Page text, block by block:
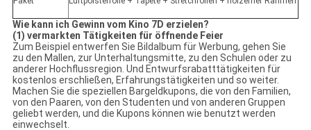
Wie kann ich Gewinn vom Kino 7D erzielen?
(1) vermarkten Tätigkeiten für öffnende Feier
Zum Beispiel entwerfen Sie Bildalbum für Werbung, gehen Sie
zu den Mallen, zur Unterhaltungsmitte, zu den Schulen oder zu
anderer Hochflussregion. Und Entwurfsrabatttätigkeiten für
kostenlos erschließen, Erfahrungstätigkeiten und so weiter.
Machen Sie die speziellen Bargeldkupons, die von den Familien,
von den Paaren, von den Studenten und von anderen Gruppen
geliebt werden, und die Kupons können wie benutzt werden
einwechselt.